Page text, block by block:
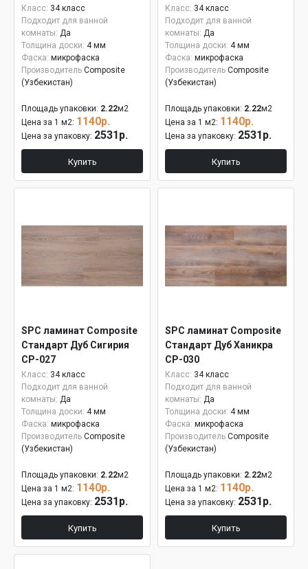
Класс: 34 класс
Подходит для ванной
комнаты: Да
Толщина доски: 4 мм
Фаска: микрофаска
Производитель Composite
(Узбекистан)
Площадь упаковки: 2.22м2
Цена за 1 м2: 1140р.
Цена за упаковку: 2531р.
Купить
Класс: 34 класс
Подходит для ванной
комнаты: Да
Толщина доски: 4 мм
Фаска: микрофаска
Производитель Composite
(Узбекистан)
Площадь упаковки: 2.22м2
Цена за 1 м2: 1140р.
Цена за упаковку: 2531р.
Купить
SPC ламинат Composite
Стандарт Дуб Сигирия
СР-027
Класс: 34 класс
Подходит для ванной
комнаты: Да
Толщина доски: 4 мм
Фаска: микрофаска
Производитель Composite
(Узбекистан)
Площадь упаковки: 2.22м2
Цена за 1 м2: 1140р.
Цена за упаковку: 2531р.
Купить
SPC ламинат Composite
Стандарт Дуб Ханикра
СР-030
Класс: 34 класс
Подходит для ванной
комнаты: Да
Толщина доски: 4 мм
Фаска: микрофаска
Производитель Composite
(Узбекистан)
Площадь упаковки: 2.22м2
Цена за 1 м2: 1140р.
Цена за упаковку: 2531р.
Купить